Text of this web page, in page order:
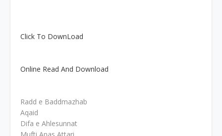
Click To DownLoad
Online Read And Download
Radd e Baddmazhab
Aqaid
Difa e Ahlesunnat